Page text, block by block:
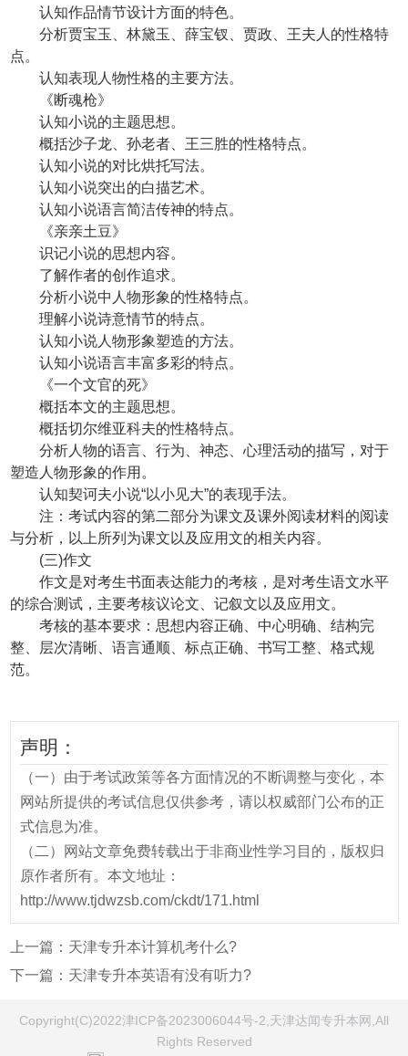
认知作品情节设计方面的特色。
分析贾宝玉、林黛玉、薛宝钗、贾政、王夫人的性格特
点。
认知表现人物性格的主要方法。
《断魂枪》
认知小说的主题思想。
概括沙子龙、孙老者、王三胜的性格特点。
认知小说的对比烘托写法。
认知小说突出的白描艺术。
认知小说语言简洁传神的特点。
《亲亲土豆》
识记小说的思想内容。
了解作者的创作追求。
分析小说中人物形象的性格特点。
理解小说诗意情节的特点。
认知小说人物形象塑造的方法。
认知小说语言丰富多彩的特点。
《一个文官的死》
概括本文的主题思想。
概括切尔维亚科夫的性格特点。
分析人物的语言、行为、神态、心理活动的描写，对于
塑造人物形象的作用。
认知契诃夫小说“以小见大”的表现手法。
注：考试内容的第二部分为课文及课外阅读材料的阅读
与分析，以上所列为课文以及应用文的相关内容。
(三)作文
作文是对考生书面表达能力的考核，是对考生语文水平
的综合测试，主要考核议论文、记叙文以及应用文。
考核的基本要求：思想内容正确、中心明确、结构完
整、层次清晰、语言通顺、标点正确、书写工整、格式规
范。
声明：
（一）由于考试政策等各方面情况的不断调整与变化，本
网站所提供的考试信息仅供参考，请以权威部门公布的正
式信息为准。
（二）网站文章免费转载出于非商业性学习目的，版权归
原作者所有。本文地址：
http://www.tjdwzsb.com/ckdt/171.html
上一篇： 天津专升本计算机考什么?
下一篇： 天津专升本英语有没有听力?
Copyright(C)2022津ICP备2023006044号-2,天津达闻专升本网,All
Rights Reserved